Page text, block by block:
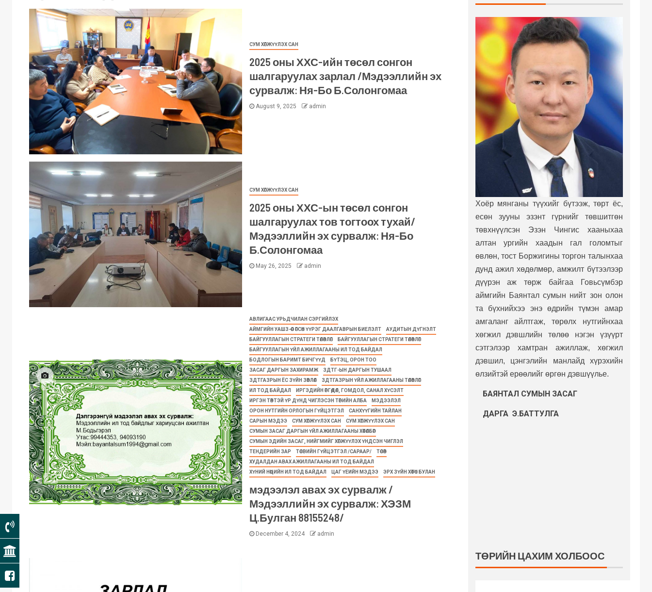
СУМ ХӨГЖҮҮЛЭХ САН
2025 оны ХХС-ийн төсөл сонгон
шалгаруулах зарлал /Мэдээллийн эх
сурвалж: Ня-Бо Б.Солонгомаа
August 9, 2025 admin
СУМ ХӨГЖҮҮЛЭХ САН
2025 оны ХХС-ын төсөл сонгон
шалгаруулах тов тогтоох тухай/
Мэдээллийн эх сурвалж: Ня-Бо
Б.Солонгомаа
May 26, 2025 admin
АВЛИГААС УРЬДЧИЛАН СЭРГИЙЛЭХ
АЙМГИЙН УАШЗ-ӨӨС ӨГСӨН ҮҮРЭГ ДААЛГАВРЫН БИЕЛЭЛТ
АУДИТЫН ДҮГНЭЛТ
БАЙГУУЛЛАГЫН СТРАТЕГИ ТӨЛӨВЛӨГӨӨ
БАЙГУУЛЛАГЫН СТРАТЕГИ ТӨЛӨВЛӨГӨӨ
БАЙГУУЛЛАГЫН ҮЙЛ АЖИЛЛАГААНЫ ИЛ ТОД БАЙДАЛ
БОДЛОГЫН БАРИМТ БИЧГҮҮД
БҮТЭЦ, ОРОН ТОО
ЗАСАГ ДАРГЫН ЗАХИРАМЖ
ЗДТГ-ЫН ДАРГЫН ТУШААЛ
ЗДТГАЗРЫН ЁС ЗҮЙН ЗӨВЛӨЛ
ЗДТГАЗРЫН ҮЙЛ АЖИЛЛАГААНЫ ТӨЛӨВЛӨГӨӨ
ИЛ ТОД БАЙДАЛ
ИРГЭДИЙН ӨРГӨДӨЛ, ГОМДОЛ, САНАЛ ХҮСЭЛТ
ИРГЭН ТӨВТЭЙ ҮР ДҮНД ЧИГЛЭСЭН ТӨРИЙН АЛБА
МЭДЭЭЛЭЛ
ОРОН НУТГИЙН ОРЛОГЫН ГҮЙЦЭТГЭЛ
САНХҮҮГИЙН ТАЙЛАН
САРЫН МЭДЭЭ
СУМ ХӨГЖҮҮЛЭХ САН
СУМ ХӨГЖҮҮЛЭХ САН
СУМЫН ЗАСАГ ДАРГЫН ҮЙЛ АЖИЛЛАГААНЫ ХӨТӨЛБӨР
СУМЫН ЭДИЙН ЗАСАГ, НИЙГМИЙГ ХӨГЖҮҮЛЭХ ҮНДСЭН ЧИГЛЭЛ
ТЕНДЕРИЙН ЗАР
ТӨСВИЙН ГҮЙЦЭТГЭЛ /САРААР/
ТӨСӨВ
ХУДАЛДАН АВАХ АЖИЛЛАГААНЫ ИЛ ТОД БАЙДАЛ
ХҮНИЙ НӨӨЦИЙН ИЛ ТОД БАЙДАЛ
ЦАГ ҮЕИЙН МЭДЭЭ ЭРХ ЗҮЙН ХӨТӨЧ БУЛАН
мэдээлэл авах эх сурвалж /
Мэдээллийн эх сурвалж: ХЭЗМ
Ц.Булган 88155248/
December 4, 2024 admin
Хоёр мянганы түүхийг бүтээж, төрт ёс,
есөн зууны эзэнт гүрнийг төвшитгөн
төвхнүүлсэн Эзэн Чингис хааныхаа
алтан ургийн хаадын гал голомтыг
өвлөн, тост Боржигины торгон талынхаа
дунд ажил хөдөлмөр, амжилт бүтээлээр
дүүрэн аж төрж байгаа Говьсүмбэр
аймгийн Баянтал сумын нийт зон олон
та бүхнийхээ энэ өдрийн түмэн амар
амгаланг айлтгаж, төрөлх нутгийнхаа
хөгжил дэвшлийн төлөө нэгэн үзүүрт
сэтгэлээр хамтран ажиллаж, хөгжил
дэвшил, цэнгэлийн манлайд хүрэхийн
өлзийтэй ерөөлийг өргөн дэвшүүлье.
БАЯНТАЛ СУМЫН ЗАСАГ
ДАРГА Э.БАТТУЛГА
ТӨРИЙН ЦАХИМ ХОЛБООС